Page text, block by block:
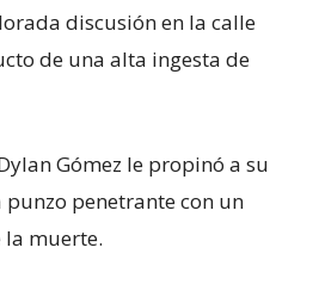
discusión en la calle
de una alta ingesta de
Gómez le propinó a su
penetrante con un
muerte.